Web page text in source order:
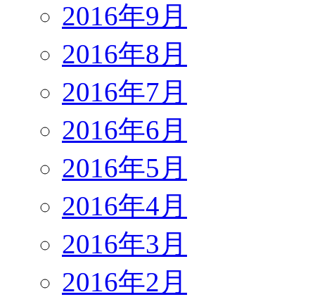
2016年9月
2016年8月
2016年7月
2016年6月
2016年5月
2016年4月
2016年3月
2016年2月